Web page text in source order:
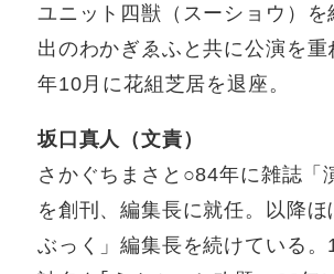
ユニット四獣（スーショウ）を
出のわかぎゑふと共に公演を重
年10月に花組芝居を退座。
坂口真人（文責）
さかぐちまさと○84年に雑誌「
を創刊、編集長に就任。以降ほ
ぶっく」編集長を続けている